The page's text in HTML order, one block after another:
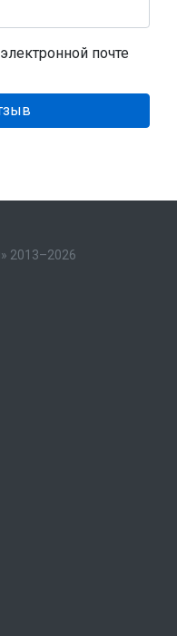
почте
2013–2026